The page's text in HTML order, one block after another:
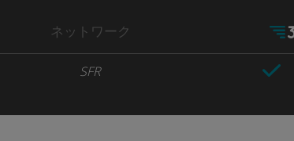
ネットワーク
SFR